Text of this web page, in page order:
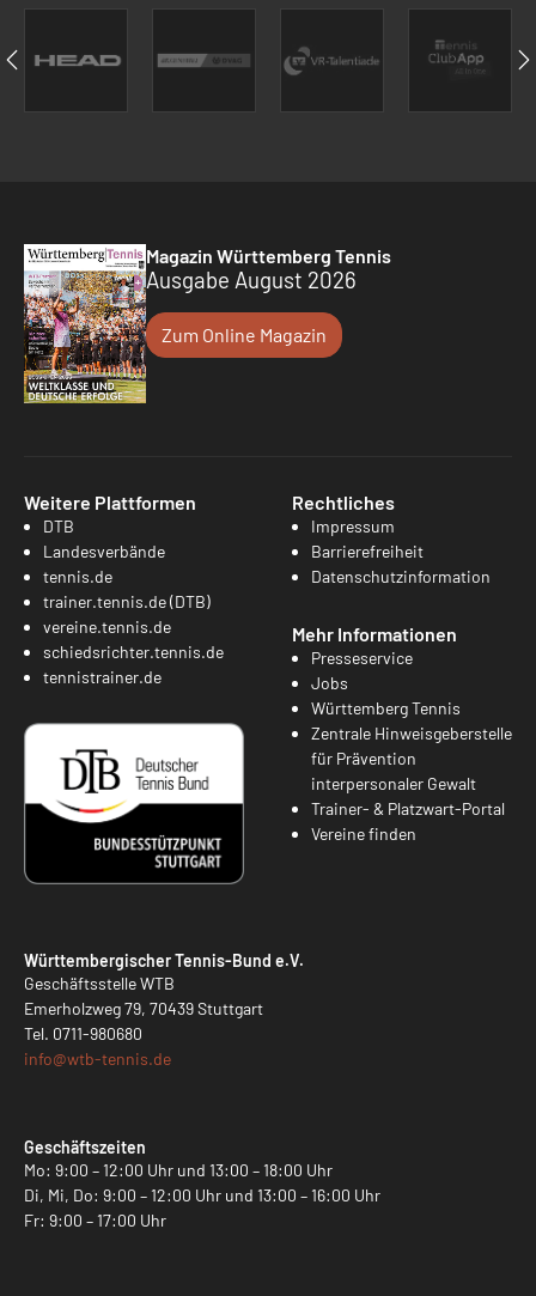
Magazin Württemberg Tennis
Ausgabe August 2026
Zum Online Magazin
Weitere Plattformen
DTB
Landesverbände
tennis.de
trainer.tennis.de (DTB)
vereine.tennis.de
schiedsrichter.tennis.de
tennistrainer.de
Rechtliches
Impressum
Barrierefreiheit
Datenschutzinformation
Mehr Informationen
Presseservice
Jobs
Württemberg Tennis
Zentrale Hinweisgeberstelle
für Prävention
interpersonaler Gewalt
Trainer- & Platzwart-Portal
Vereine finden
Württembergischer Tennis-Bund e.V.
Geschäftsstelle WTB
Emerholzweg 79, 70439 Stuttgart
Tel. 0711-980680
info@wtb-tennis.de
Geschäftszeiten
Mo: 9:00 – 12:00 Uhr und 13:00 – 18:00 Uhr
Di, Mi, Do: 9:00 – 12:00 Uhr und 13:00 – 16:00 Uhr
Fr: 9:00 – 17:00 Uhr